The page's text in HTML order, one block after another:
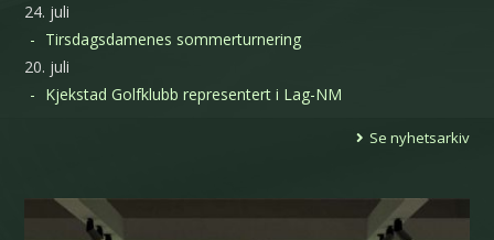
24. juli
Tirsdagsdamenes sommerturnering
20. juli
Kjekstad Golfklubb representert i Lag-NM
Se nyhetsarkiv